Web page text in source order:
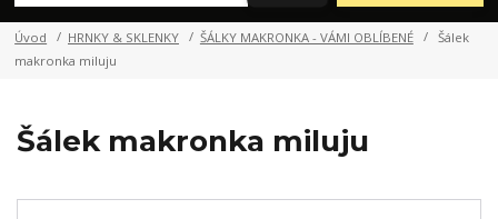
Úvod HRNKY & SKLENKY ŠÁLKY MAKRONKA - VÁMI OBLÍBENÉ
Šálek
makronka miluju
Šálek makronka miluju